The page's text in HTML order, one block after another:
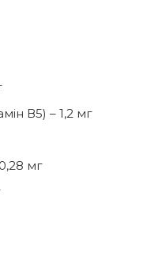
В5) – 1,2 мг
мг